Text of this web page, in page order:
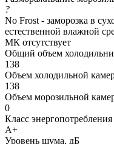
?
No Frost - заморозка в
естественной влажной
МК отсутствует
Общий объем
138
Объем холодильной
138
Объем морозильной
0
Класс энергопотребления
A+
Уровень шума, дБ